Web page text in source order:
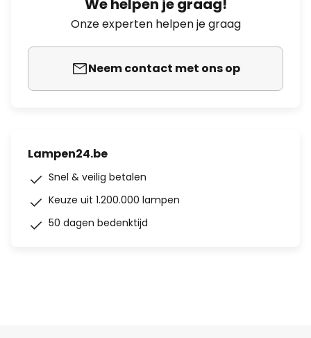
We helpen je graag!
Onze experten helpen je graag
Neem contact met ons op
Lampen24.be
Snel & veilig betalen
Keuze uit 1.200.000 lampen
50 dagen bedenktijd